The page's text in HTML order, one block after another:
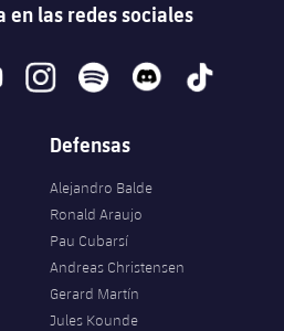
en las redes sociales
instagramspotify discord tiktok
Defensas
Alejandro Balde
Ronald Araujo
Pau Cubarsí
Andreas Christensen
Gerard Martín
Jules Kounde